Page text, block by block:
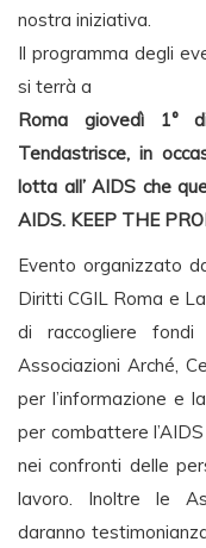
nostra iniziativa.
Il programma degli
si terrà a
Roma giovedì 1°
Tendastrisce, in
lotta all’ AIDS che
AIDS. KEEP THE
Evento organizzato
Diritti CGIL Roma e
di raccogliere
Associazioni Arché,
per l’informazione e
per combattere
nei confronti delle
lavoro. Inoltre le
daranno